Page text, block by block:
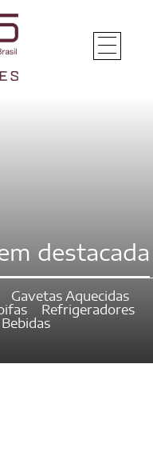
destacada
Gavetas Aquecidas
Refrigeradores